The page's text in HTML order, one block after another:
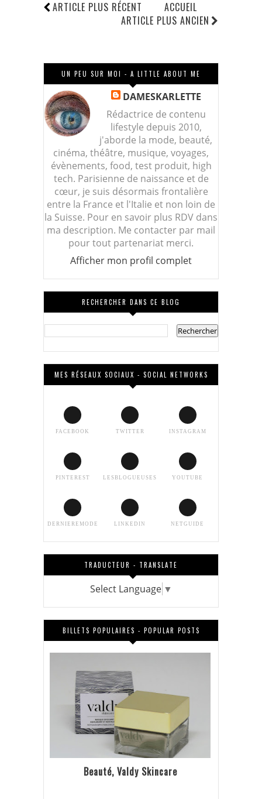
ARTICLE PLUS RÉCENT
ARTICLE PLUS ANCIEN
ACCUEIL
UN PEU SUR MOI - A LITTLE ABOUT ME
DAMESKARLETTE
Rédactrice de contenu
lifestyle depuis 2010,
j'aborde la mode, beauté,
cinéma, théâtre, musique, voyages,
évènements, food, test produit, high
tech. Parisienne de naissance et de
cœur, je suis désormais frontalière
entre la France et l'Italie et non loin de
la Suisse. Pour en savoir plus RDV dans
ma description. Me contacter par mail
pour tout partenariat merci.
Afficher mon profil complet
RECHERCHER DANS CE BLOG
MES RÉSEAUX SOCIAUX - SOCIAL NETWORKS
FACEBOOK TWITTER INSTAGRAM
PINTEREST LESBLOGUEUSES YOUTUBE
DERNIEREMODE LINKEDIN NETGUIDE
TRADUCTEUR - TRANSLATE
Select Language ▼
BILLETS POPULAIRES - POPULAR POSTS
Beauté, Valdy Skincare